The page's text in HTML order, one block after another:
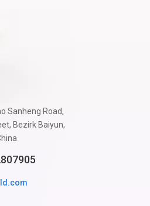
Sanheng Road,
Bezirk Baiyun,